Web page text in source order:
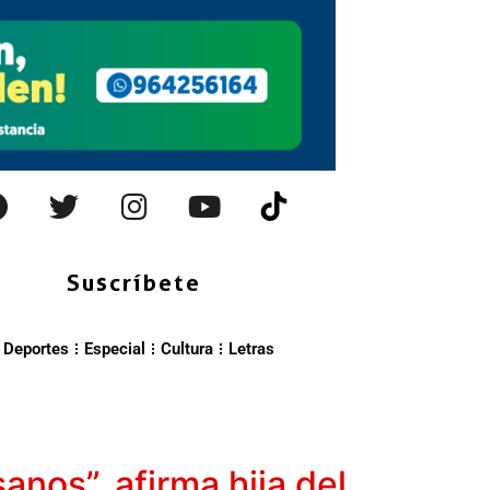
Suscríbete
Deportes Especial Cultura Letras